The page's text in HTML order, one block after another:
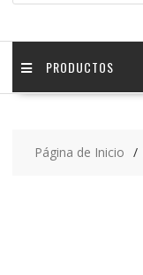
PRODUCTOS
Página de Inicio